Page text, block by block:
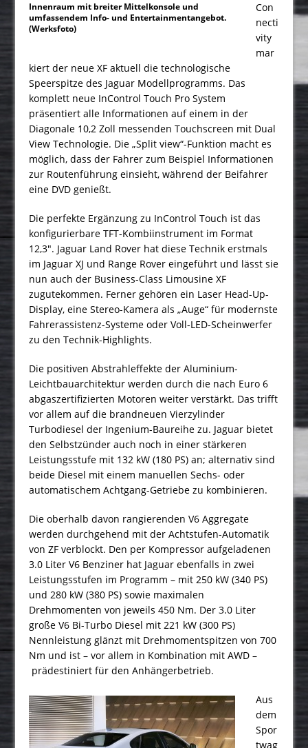
Innenraum mit breiter Mittelkonsole und
umfassendem Info- und Entertainmentangebot.
(Werksfoto)
Con
necti
vity
mar
kiert der neue XF aktuell die technologische
Speerspitze des Jaguar Modellprogramms. Das
komplett neue InControl Touch Pro System
präsentiert alle Informationen auf einem in der
Diagonale 10,2 Zoll messenden Touchscreen mit Dual
View Technologie. Die „Split view“-Funktion macht es
möglich, dass der Fahrer zum Beispiel Informationen
zur Routenführung einsieht, während der Beifahrer
eine DVD genießt.
Die perfekte Ergänzung zu InControl Touch ist das
konfigurierbare TFT-Kombiinstrument im Format
12,3″. Jaguar Land Rover hat diese Technik erstmals
im Jaguar XJ und Range Rover eingeführt und lässt sie
nun auch der Business-Class Limousine XF
zugutekommen. Ferner gehören ein Laser Head-Up-
Display, eine Stereo-Kamera als „Auge“ für modernste
Fahrerassistenz-Systeme oder Voll-LED-Scheinwerfer
zu den Technik-Highlights.
Die positiven Abstrahleffekte der Aluminium-
Leichtbauarchitektur werden durch die nach Euro 6
abgaszertifizierten Motoren weiter verstärkt. Das trifft
vor allem auf die brandneuen Vierzylinder
Turbodiesel der Ingenium-Baureihe zu. Jaguar bietet
den Selbstzünder auch noch in einer stärkeren
Leistungsstufe mit 132 kW (180 PS) an; alternativ sind
beide Diesel mit einem manuellen Sechs- oder
automatischem Achtgang-Getriebe zu kombinieren.
Die oberhalb davon rangierenden V6 Aggregate
werden durchgehend mit der Achtstufen-Automatik
von ZF verblockt. Den per Kompressor aufgeladenen
3.0 Liter V6 Benziner hat Jaguar ebenfalls in zwei
Leistungsstufen im Programm – mit 250 kW (340 PS)
und 280 kW (380 PS) sowie maximalen
Drehmomenten von jeweils 450 Nm. Der 3.0 Liter
große V6 Bi-Turbo Diesel mit 221 kW (300 PS)
Nennleistung glänzt mit Drehmomentspitzen von 700
Nm und ist – vor allem in Kombination mit AWD –
prädestiniert für den Anhängerbetrieb.
Aus
dem
Spor
twag